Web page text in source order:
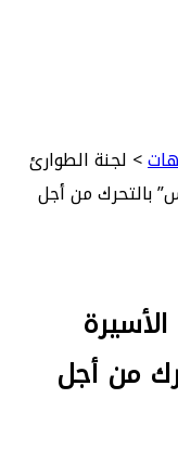
> لجنة الطوارئ
بالتحرك من أجل
من أجل